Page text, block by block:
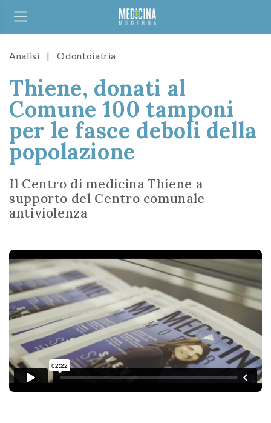
Analisi | Odontoiatria
Thiene, donati al
Comune 100 tamponi
per le fasce deboli della
popolazione
Il Centro di medicina Thiene a
supporto del Centro comunale
antiviolenza